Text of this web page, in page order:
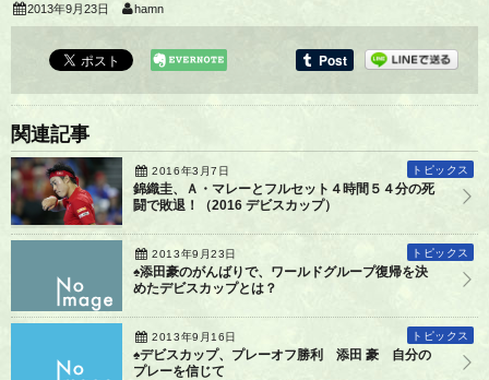
2013年9月23日 hamn
関連記事
2016年3月7日 トピックス
錦織圭、Ａ・マレーとフルセット４時間５４分の死
闘で敗退！（2016 デビスカップ）
2013年9月23日 トピックス
♠添田豪のがんばりで、ワールドグループ復帰を決
めたデビスカップとは？
2013年9月16日 トピックス
♠デビスカップ、プレーオフ勝利 添田 豪 自分の
プレーを信じて